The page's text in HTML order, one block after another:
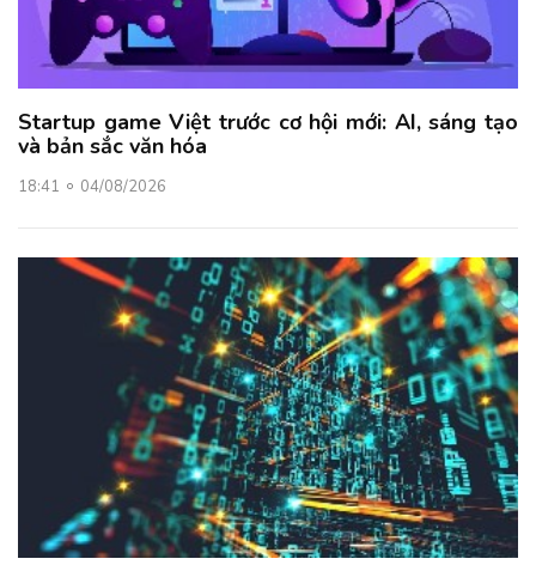
Startup game Việt trước cơ hội mới: AI, sáng tạo
và bản sắc văn hóa
18:41 04/08/2026